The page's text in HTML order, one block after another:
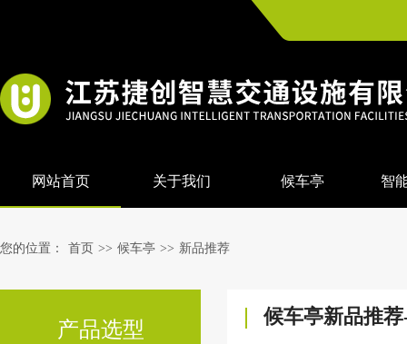
网站首页 关于我们 候车亭 智
您的位置： 首页 >> 候车亭 >> 新品推荐
产品选型
候车亭新品推荐